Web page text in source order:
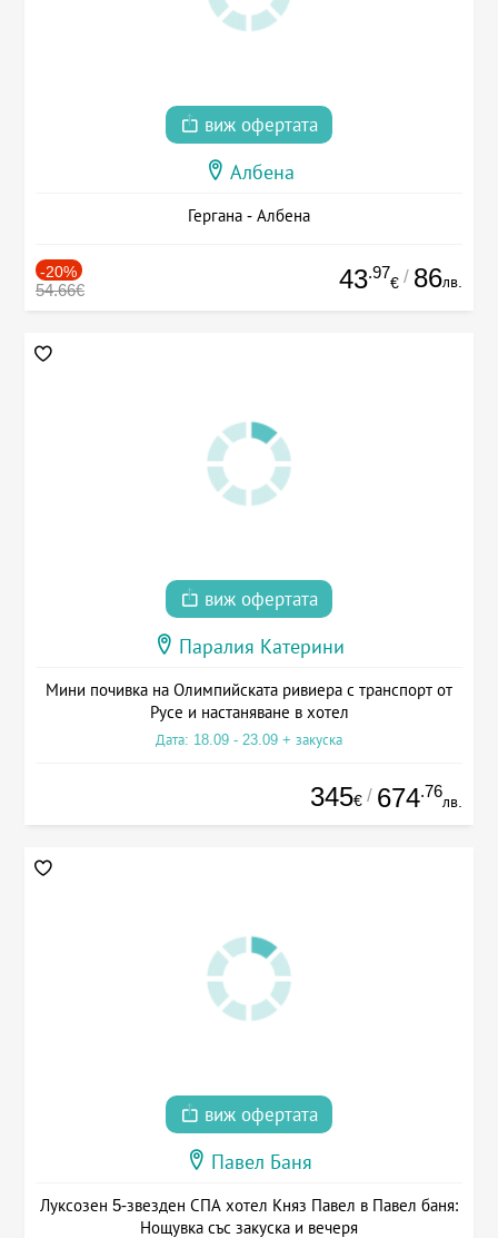
виж офертата
Албена
Гергана - Албена
-20%
54.66€ 43.97
€ / 86лв.
виж офертата
Паралия Катерини
Мини почивка на Олимпийската ривиера с транспорт от
Русе и настаняване в хотел
Дата: 18.09 - 23.09 + закуска
345€ / 674.76
лв.
виж офертата
Павел Баня
Луксозен 5-звезден СПА хотел Княз Павел в Павел баня:
Нощувка със закуска и вечеря